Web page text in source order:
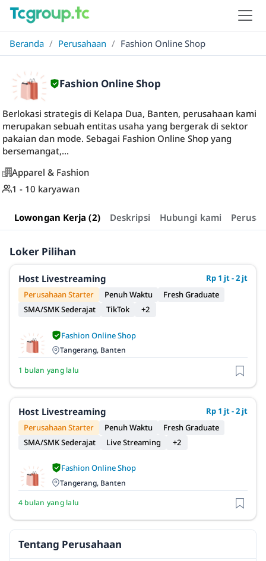
Beranda / Perusahaan / Fashion Online Shop
Fashion Online Shop
Berlokasi strategis di Kelapa Dua, Banten, perusahaan kami
merupakan sebuah entitas usaha yang bergerak di sektor
pakaian dan mode. Sebagai Fashion Online Shop yang
bersemangat,...
Apparel & Fashion
1 - 10 karyawan
Lowongan Kerja (2) Deskripsi Hubungi kami
Loker Pilihan
Host Livestreaming
Rp 1 jt - 2 jt
Perusahaan Starter
Penuh Waktu
Fresh Graduate
SMA/SMK Sederajat
TikTok +2
Fashion Online Shop
Tangerang, Banten
1 bulan yang lalu
Host Livestreaming
Rp 1 jt - 2 jt
Perusahaan Starter
Penuh Waktu
Fresh Graduate
SMA/SMK Sederajat
Live Streaming +2
Fashion Online Shop
Tangerang, Banten
4 bulan yang lalu
Tentang Perusahaan